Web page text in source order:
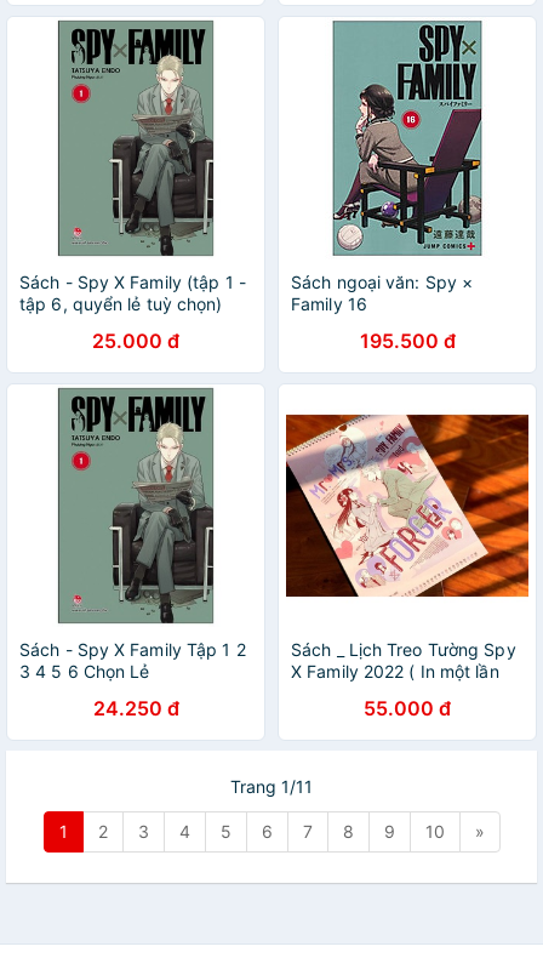
Sách - Spy X Family (tập 1 -
tập 6, quyển lẻ tuỳ chọn)
25.000 đ
Sách ngoại văn: Spy ×
Family 16
195.500 đ
Sách - Spy X Family Tập 1 2
3 4 5 6 Chọn Lẻ
24.250 đ
Sách _ Lịch Treo Tường Spy
X Family 2022 ( In một lần
55.000 đ
Trang 1/11
1 2 3 4 5 6 7 8 9 10 »